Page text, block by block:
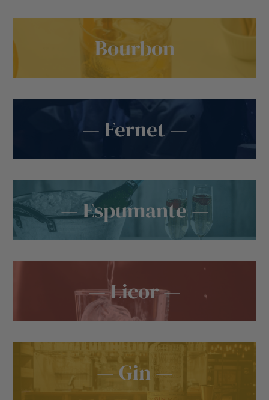
— Bourbon —
— Vino —
— Espumante —
— Gin —
— Licor —
— Fernet —